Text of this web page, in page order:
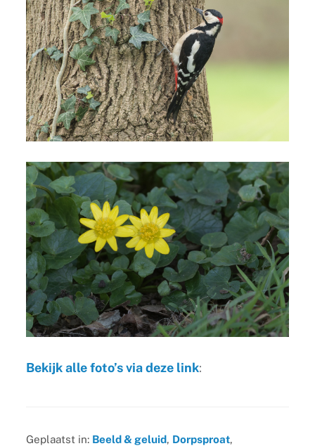
Bekijk alle foto’s via deze link:
Geplaatst in: Beeld & geluid, Dorpsproat,